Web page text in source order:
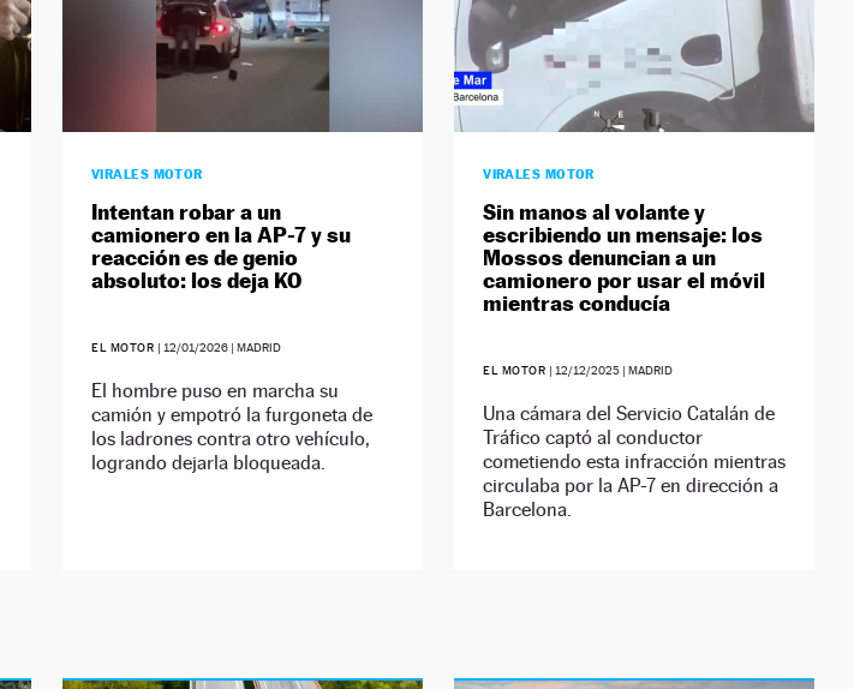
VIRALES MOTOR
Intentan robar a un
camionero en la AP-7 y su
reacción es de genio
absoluto: los deja KO
EL MOTOR | 12/01/2026| MADRID
El hombre puso en marcha su
camión y empotró la furgoneta de
los ladrones contra otro vehículo,
logrando dejarla bloqueada.
VIRALES MOTOR
Sin manos al volante y
escribiendo un mensaje: los
Mossos denuncian a un
camionero por usar el móvil
mientras conducía
EL MOTOR | 12/12/2025| MADRID
Una cámara del Servicio Catalán de
Tráfico captó al conductor
cometiendo esta infracción mientras
circulaba por la AP-7 en dirección a
Barcelona.